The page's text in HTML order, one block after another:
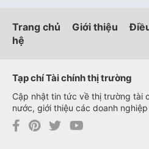
Trang chủ Giới thiệu
hệ
Tạp chí Tài chính thị trường
Cập nhật tin tức về thị trường tài
nước, giới thiệu các doanh